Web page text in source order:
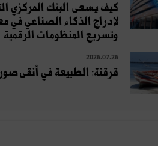
كيف يسعى البنك المركزي
لإدراج الذكاء الصناعي في
وتسريع المنظومات الرقمية
2026.07.26
قرقنة: الطبيعة في أنقى